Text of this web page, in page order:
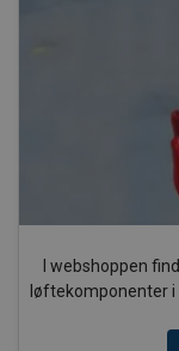
I webshoppen
løftekomponenter i